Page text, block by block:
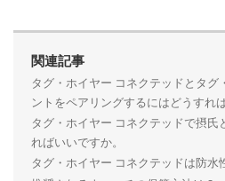
関連記事
タグ・ホイヤー コネクテッドとタグ
ントをペアリングするにはどうすれ
タグ・ホイヤー コネクテッドで摂氏
ればいいですか。
タグ・ホイヤー コネクテッドは防水